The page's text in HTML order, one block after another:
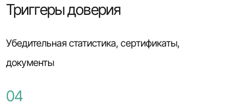
Триггеры доверия
Убедительная статистика, сертификаты,
документы
04